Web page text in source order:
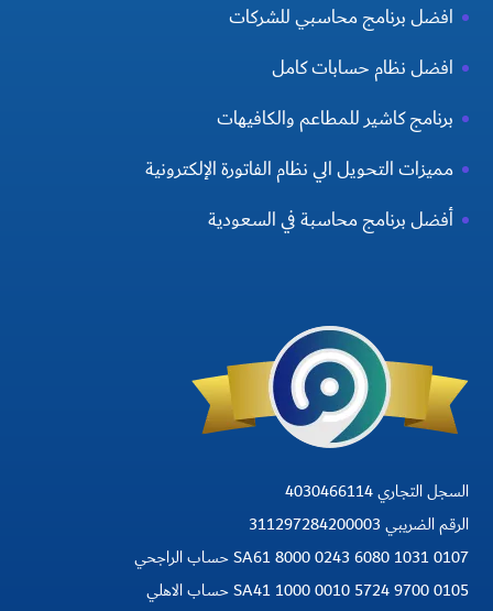
افضل برنامج محاسبي للشركات
افضل نظام حسابات كامل
برنامج كاشير للمطاعم والكافيهات
مميزات التحويل الي نظام الفاتورة الإلكترونية
أفضل برنامج محاسبة في السعودية
السجل التجاري 4030466114
الرقم الضريبي 311297284200003
SA61 8000 0243 6080 1031 0107 حساب الراجحي
SA41 1000 0010 5724 9700 0105 حساب الاهلي